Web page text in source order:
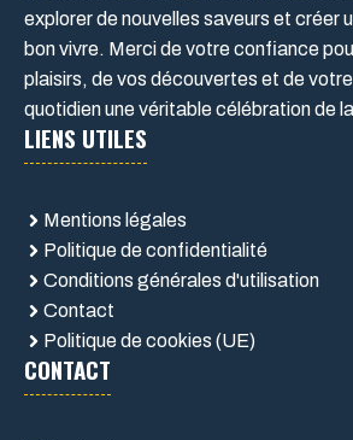
explorer de nouvelles saveurs et créer
bon vivre. Merci de votre confiance
plaisirs, de vos découvertes et de
quotidien une véritable célébration de
LIENS UTILES
Mentions légales
Politique de confidentialité
Conditions générales d'utilisation
Contact
Politique de cookies (UE)
CONTACT